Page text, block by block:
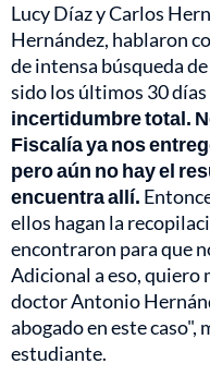
Lucy Díaz y Carlos
Hernández, hablaron
de intensa búsqueda
sido los últimos 30
incertidumbre total.
Fiscalía ya nos
pero aún no hay el
encuentra allí.
ellos hagan la
encontraron para que
Adicional a eso, quiero
doctor Antonio
abogado en este caso",
estudiante.